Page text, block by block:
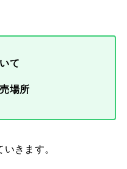
て
場所
きます。